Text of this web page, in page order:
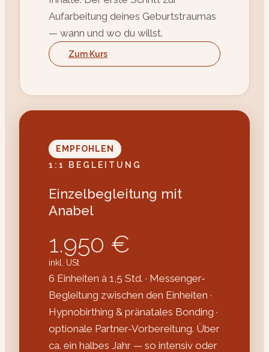
Aufarbeitung deines Geburtstraumas
— wann und wo du willst.
Zum Kurs
EMPFOHLEN
1:1 BEGLEITUNG
Einzelbegleitung mit
Anabel
1.950 €
inkl. USt
6 Einheiten à 1,5 Std. · Messenger-
Begleitung zwischen den Einheiten ·
Hypnobirthing & pränatales Bonding ·
optionale Partner-Vorbereitung. Über
ca. ein halbes Jahr — so intensiv oder